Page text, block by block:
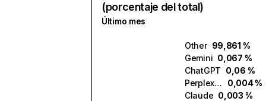
(porcentaje del total)
Último mes
Other 99,861 %
Gemini 0,067 %
ChatGPT 0,06 %
Perplexity
0,004 %
Claude 0,003 %